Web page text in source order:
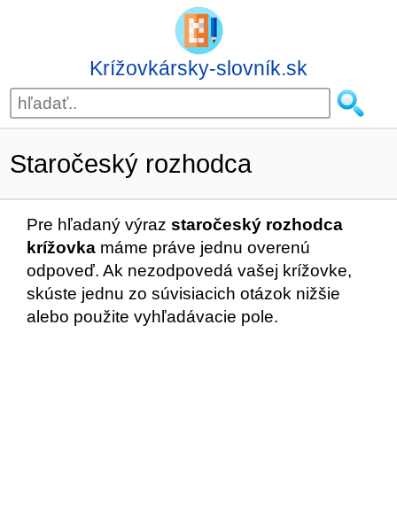
Krížovkársky-slovník.sk
Staročeský rozhodca
Pre hľadaný výraz staročeský rozhodca
krížovka máme práve jednu overenú
odpoveď. Ak nezodpovedá vašej krížovke,
skúste jednu zo súvisiacich otázok nižšie
alebo použite vyhľadávacie pole.